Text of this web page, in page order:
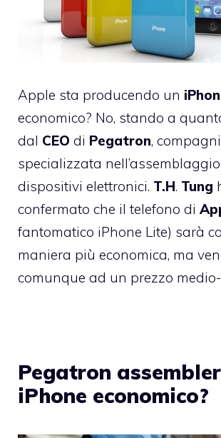
Apple sta producendo un
economico? No, stando a
dal CEO di Pegatron,
specializzata
dispositivi elettronici. T.H. Tung
confermato che il telefono di
fantomatico iPhone Lite) sarà
maniera più economica, ma
comunque ad un prezzo
Pegatron
iPhone economico?